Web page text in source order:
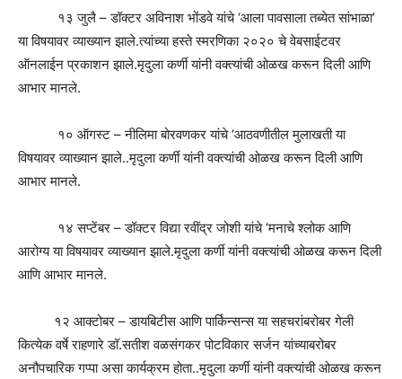
१३ जुलै – डॉक्टर अविनाश भोंडवे यांचे ‘आला पावसाला तब्येत सांभाळा’
या विषयावर व्याख्यान झाले.त्यांच्या हस्ते स्मरणिका २०२० चे वेबसाईटवर
ऑनलाईन प्रकाशन झाले.मृदुला कर्णी यांनी वक्त्यांची ओळख करून दिली आणि
आभार मानले.
१० ऑगस्ट – नीलिमा बोरवणकर यांचे ‘आठवणीतील मुलाखती या
विषयावर व्याख्यान झाले..मृदुला कर्णी यांनी वक्त्यांची ओळख करून दिली आणि
आभार मानले.
१४ सप्टेंबर – डॉक्टर विद्या रवींद्र जोशी यांचे ‘मनाचे श्लोक आणि
आरोग्य या विषयावर व्याख्यान झाले.मृदुला कर्णी यांनी वक्त्यांची ओळख करून दिली
आणि आभार मानले.
१२ आक्टोबर – डायबिटीस आणि पार्किन्सन्स या सहचरांबरोबर गेली
कित्येक वर्षे राहणारे डॉ.सतीश वळसंगकर पोटविकार सर्जन यांच्याबरोबर
अनौपचारिक गप्पा असा कार्यक्रम होता..मृदुला कर्णी यांनी वक्त्यांची ओळख करून